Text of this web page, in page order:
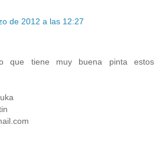
de 2012 a las 12:27
que tiene muy buena pinta estos